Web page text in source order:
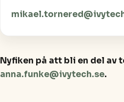
Nyfiken på att bli en del av
anna.funke@ivytech.se.